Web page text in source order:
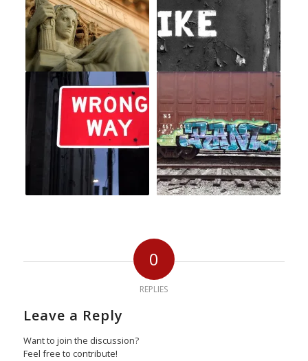
0
REPLIES
Leave a Reply
Want to join the discussion?
Feel free to contribute!